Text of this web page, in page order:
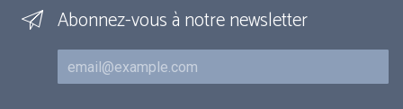
Abonnez-vous à notre newsletter
Courriel